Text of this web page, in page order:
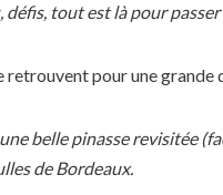
défis, tout est là pour
retrouvent pour une
belle pinasse revisitée
de Bordeaux.